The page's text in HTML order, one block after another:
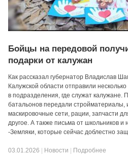
Бойцы на передовой
подарки от калужан
Как рассказал губернатор Владислав
Калужской области отправили
в подразделения, где служат калужане.
батальонов передали стройматериалы,
маскировочные сети, рации, запчасти
другое. А также письма от школьников и
-Земляки, которые сейчас доблестно
03.01.2026 Новости Подробнее